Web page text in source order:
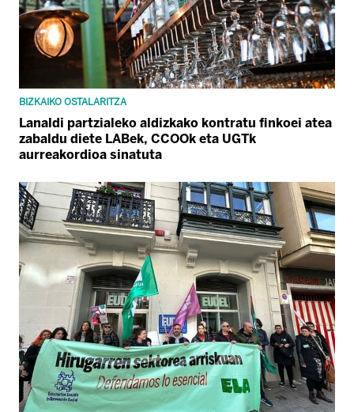
BIZKAIKO OSTALARITZA
Lanaldi partzialeko aldizkako kontratu finkoei atea
zabaldu diete LABek, CCOOk eta UGTk
aurreakordioa sinatuta